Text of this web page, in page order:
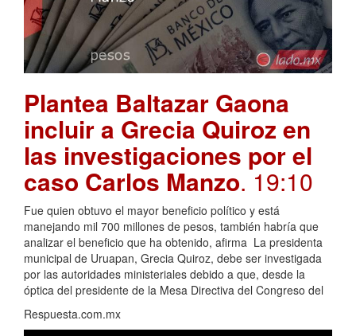
Plantea Baltazar Gaona
incluir a Grecia Quiroz en
las investigaciones por el
caso Carlos Manzo. 19:10
Fue quien obtuvo el mayor beneficio político y está
manejando mil 700 millones de pesos, también habría que
analizar el beneficio que ha obtenido, afirma La presidenta
municipal de Uruapan, Grecia Quiroz, debe ser investigada
por las autoridades ministeriales debido a que, desde la
óptica del presidente de la Mesa Directiva del Congreso del
Respuesta.com.mx